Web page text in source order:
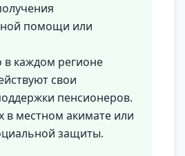
помощи или
в каждом регионе
свои
пенсионеров.
в местном акимате или
защиты.